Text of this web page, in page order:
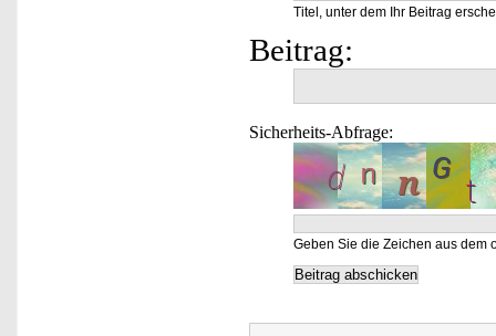
Titel, unter dem Ihr Beitrag
Beitrag:
Sicherheits-Abfrage:
Geben Sie die Zeichen aus dem